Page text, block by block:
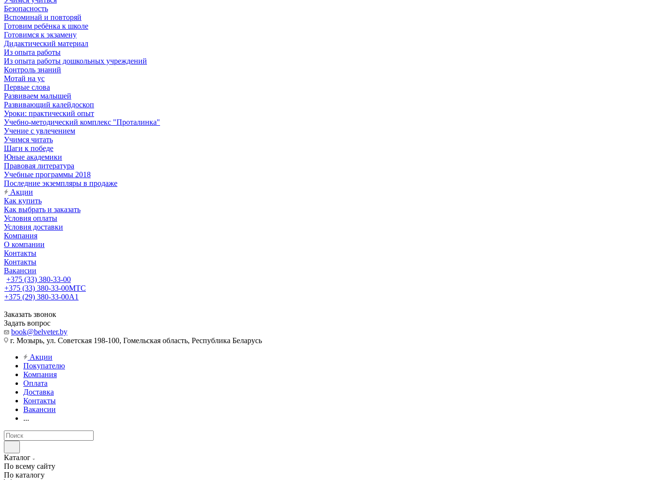
Безопасность
Вспоминай и повторяй
Готовим ребёнка к школе
Готовимся к экзамену
Дидактический материал
Из опыта работы
Из опыта работы дошкольных учреждений
Контроль знаний
Мотай на ус
Первые слова
Развиваем малышей
Развивающий калейдоскоп
Уроки: практический опыт
Учебно-методический комплекс "Проталинка"
Учение с увлечением
Учимся читать
Шаги к победе
Юные академики
Правовая литература
Учебные программы 2018
Последние экземпляры в продаже
Акции
Как купить
Как выбрать и заказать
Условия оплаты
Условия доставки
Компания
О компании
Контакты
Контакты
Вакансии
+375 (33) 380-33-00
+375 (33) 380-33-00МТС
+375 (29) 380-33-00А1
Заказать звонок
Задать вопрос
book@belveter.by
г. Мозырь, ул. Советская 198-100, Гомельская область, Республика Беларусь
Акции
Покупателю
Компания
Оплата
Доставка
Контакты
Вакансии
...
Каталог
По всему сайту
По каталогу